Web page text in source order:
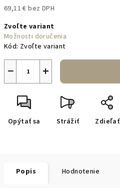
69,11 € bez DPH
cena:
Zvoľte variant
Možnosti doručenia
Kód: Zvoľte variant
+
−
Opýtať sa Strážiť Zdieľať
Popis Hodnotenie